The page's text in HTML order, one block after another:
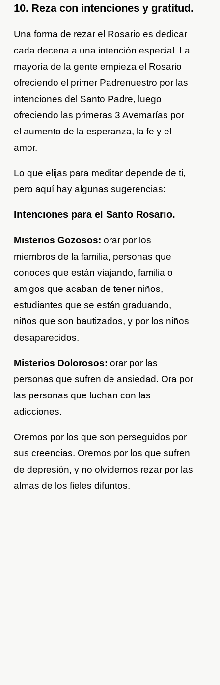
10. Reza con intenciones y gratitud.
Una forma de rezar el Rosario es dedicar
cada decena a una intención especial. La
mayoría de la gente empieza el Rosario
ofreciendo el primer Padrenuestro por las
intenciones del Santo Padre, luego
ofreciendo las primeras 3 Avemarías por
el aumento de la esperanza, la fe y el
amor.
Lo que elijas para meditar depende de ti,
pero aquí hay algunas sugerencias:
Intenciones para el Santo Rosario.
Misterios Gozosos: orar por los
miembros de la familia, personas que
conoces que están viajando, familia o
amigos que acaban de tener niños,
estudiantes que se están graduando,
niños que son bautizados, y por los niños
desaparecidos.
Misterios Dolorosos: orar por las
personas que sufren de ansiedad. Ora por
las personas que luchan con las
adicciones.
Oremos por los que son perseguidos por
sus creencias. Oremos por los que sufren
de depresión, y no olvidemos rezar por las
almas de los fieles difuntos.